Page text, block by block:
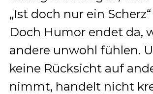
„Ist doch nur ein
Doch Humor endet da,
andere unwohl fühlen.
keine Rücksicht auf
nimmt, handelt nicht